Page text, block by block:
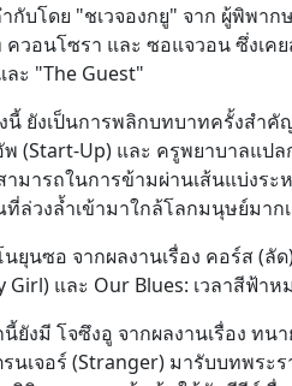
กับโดย "ชเวจองกยู" จาก ผู้พิพา
ควอนโซรา และ ซอแจวอน ซึ่งเ
ะ "The Guest"
นี้ ยังเป็นการพลิกบทบาทครั้งสำคั
(Start-Up) และ ครูพยาบาลแปล
มารถในการข้ามผ่านเส้นแบ่งร
วงล้ำเข้ามาใกล้โลกมนุษย์มาก
ยุนซอ จากผลงานเรื่อง คอร์ส (ลั
Girl) และ Our Blues: เวลาสีฟ้
ยังมี โจซึงอู จากผลงานเรื่อง ทน
รนเจอร์ (Stranger) มารับบทพร